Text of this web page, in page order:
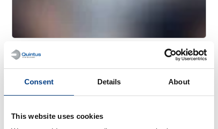
Consent Details About
This website uses cookies
HISTORIAS DE CLIENTES
MTC Powder Solutions amplía las
286